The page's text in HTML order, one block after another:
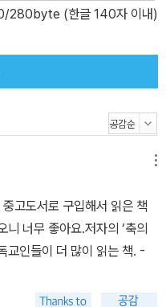
교양인에서 새롭게 선보이는
원문 대조로 오역을 하나하
번역본에서 누락된 내용을 빠
최대한 살려 다시 옮긴 25년
게 됐다. 4천 년 신을
원전 2000년경부터 기원후
지역에서 유대교, 기독교, 이
다. 성서와 쿠란, 탈무드의 핵
같은 뿌리에서 얼마나 다른
/280byte (한글 140자 이내)
고도서로 구입해서 읽은 책
니 너무 좋아요.저자의 ‘축의
교인들이 더 많이 읽는 책. -